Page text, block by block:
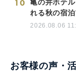
10
亀の井ホテ
れる秋の宿
2026.08.06
お客様の声・